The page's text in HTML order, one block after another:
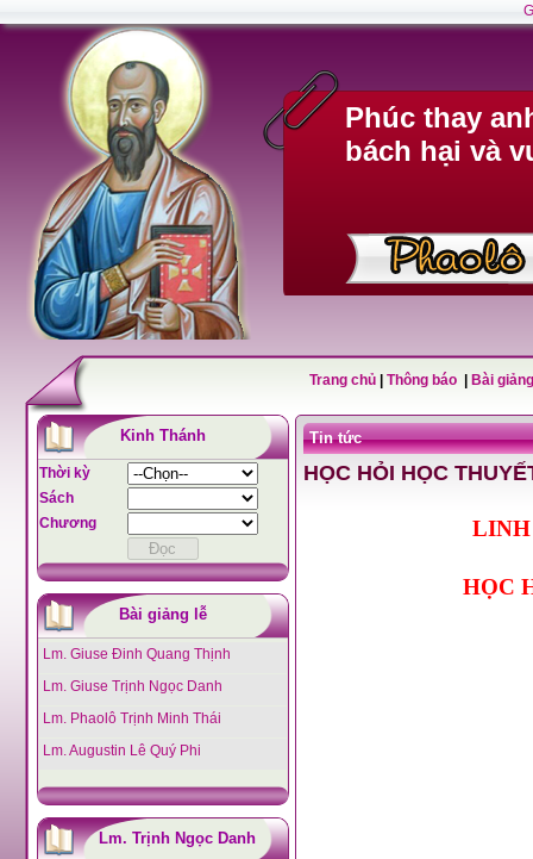
Phúc thay
bách hại và
Trang chủ Thông báo Bài
Kinh Thánh
Thời kỳ
Sách
Chương
Bài giảng lễ
Lm. Giuse Đinh Quang Thịnh
Lm. Giuse Trịnh Ngọc Danh
Lm. Phaolô Trịnh Minh Thái
Lm. Augustin Lê Quý Phi
Lm. Trịnh Ngọc Danh
Tin tức
HỌC HỎI HỌC
HỌC